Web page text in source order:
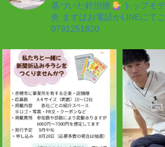
基づいた針治療
トップモ
灸 まずはお電話かLINEにて
0791251820